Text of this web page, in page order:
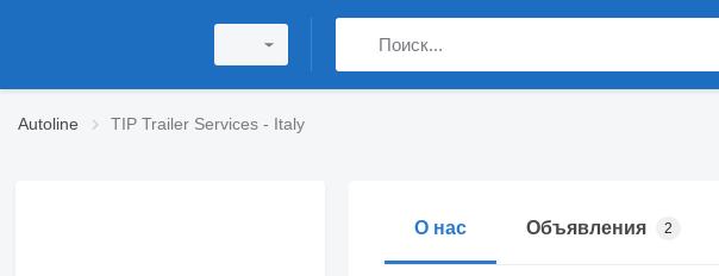
Autoline TIP Trailer Services - Italy
О нас Объявления 2